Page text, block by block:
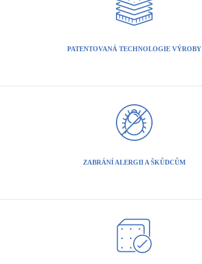
PATENTOVANÁ TECHNOLOGIE VÝROBY
ZABRÁNÍ ALERGII A ŠKŮDCŮM